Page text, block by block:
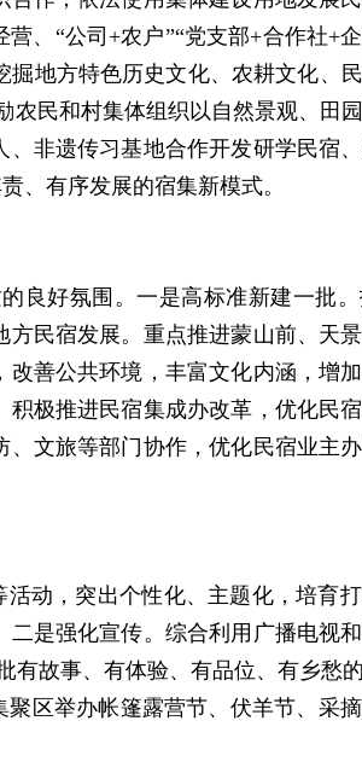
、“公司+农户”“党支部+合作社+
地方特色历史文化、农耕文化、
民和村集体组织以自然景观、田
非遗传习基地合作开发研学民宿
、有序发展的宿集新模式。
良好氛围。一是高标准新建一批
民宿发展。重点推进蒙山前、天
善公共环境，丰富文化内涵，增
极推进民宿集成办改革，优化民
文旅等部门协作，优化民宿业主
动，突出个性化、主题化，培育
是强化宣传。综合利用广播电视
有故事、有体验、有品位、有乡愁
聚区举办帐篷露营节、伏羊节、采